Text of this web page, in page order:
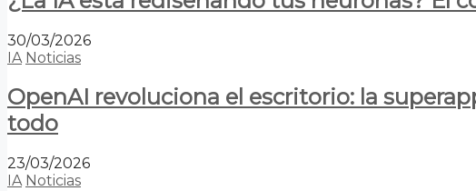
30/03/2026
IA Noticias
OpenAI revoluciona el escritorio: la
todo
23/03/2026
IA Noticias